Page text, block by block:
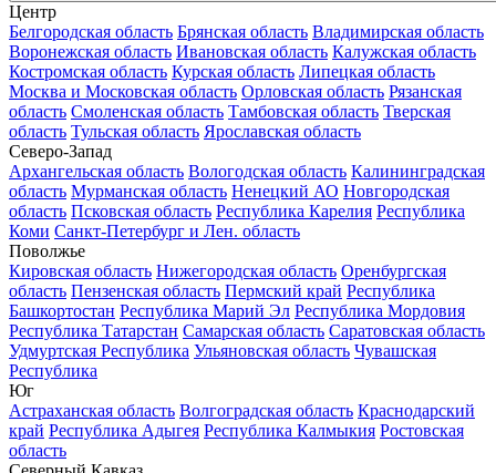
Центр
Белгородская область Брянская область Владимирская область
Воронежская область Ивановская область Калужская область
Костромская область Курская область Липецкая область
Москва и Московская область Орловская область Рязанская
область Смоленская область Тамбовская область Тверская
область Тульская область Ярославская область
Северо-Запад
Архангельская область Вологодская область Калининградская
область Мурманская область Ненецкий АО Новгородская
область Псковская область Республика Карелия Республика
Коми Санкт-Петербург и Лен. область
Поволжье
Кировская область Нижегородская область Оренбургская
область Пензенская область Пермский край Республика
Башкортостан Республика Марий Эл Республика Мордовия
Республика Татарстан Самарская область Саратовская область
Удмуртская Республика Ульяновская область Чувашская
Республика
Юг
Астраханская область Волгоградская область Краснодарский
край Республика Адыгея Республика Калмыкия Ростовская
область